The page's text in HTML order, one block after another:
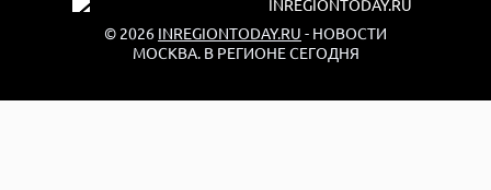
© 2026 INREGIONTODAY.RU - НОВОСТИ
МОСКВА. В РЕГИОНЕ СЕГОДНЯ